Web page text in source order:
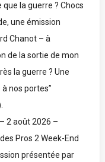
que la guerre ? Chocs
une émission
Chanot – à
de la sortie de mon
la guerre ? Une
nos portes”
2 août 2026 –
des Pros 2 Week-End
présentée par